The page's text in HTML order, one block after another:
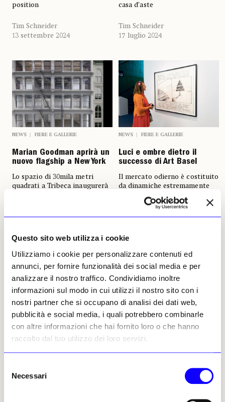
Questo sito web utilizza i cookie
Utilizziamo i cookie per personalizzare contenuti ed
annunci, per fornire funzionalità dei social media e per
analizzare il nostro traffico. Condividiamo inoltre
informazioni sul modo in cui utilizzi il nostro sito con i
nostri partner che si occupano di analisi dei dati web,
pubblicità e social media, i quali potrebbero combinarle
con altre informazioni che hai fornito loro o che hanno
raccolto dal tuo utilizzo dei loro servizi.
delNecessari
position
Tim Schneider
13 settembre 2024
casa d’aste
Tim Schneider
17 luglio 2024
NEWS FIERE E GALLERIE
Marian Goodman aprirà un
nuovo flagship a New York
Lo spazio di 30mila metri
quadrati a Tribeca inaugurerà
Tim Schneider
NEWS FIERE E GALLERIE
Luci e ombre dietro il
successo di Art Basel
Il mercato odierno è costituito
da dinamiche estremamente
complesse, è difficile da
descrivere e ancora più
lavoro sempre maggiore
di risultati d’asta di alcuni
giovani artisti, la sparizione di
molti speculatori dopo il
liste d’attesa e la volontà di
capitalizzare di numerosi
collezionisti agevolano le
difficile il compito di trarre
dalle vendite delle principali